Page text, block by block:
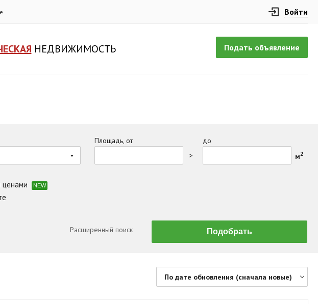
Войти
Подать объявление
НЕДВИЖИМОСТЬ
Площадь, от
>
до
м2
ценами NEW
Расширенный поиск
По дате обновления (сначала новые)